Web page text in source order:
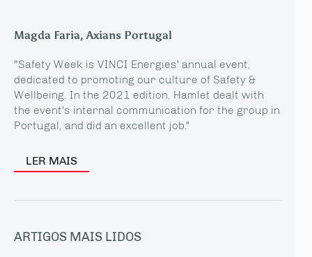
Magda Faria, Axians Portugal
"Safety Week is VINCI Energies' annual event,
dedicated to promoting our culture of Safety &
Wellbeing. In the 2021 edition, Hamlet dealt with
the event's internal communication for the group in
Portugal, and did an excellent job."
LER MAIS
ARTIGOS MAIS LIDOS